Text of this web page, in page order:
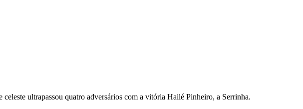
ultrapassou quatro adversários com a vitória Hailé Pinheiro, a Serrinha.